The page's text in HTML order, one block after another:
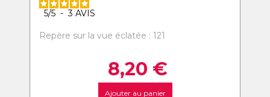
5/5 - 3 AVIS
Repère sur la vue éclatée : 121
8,20 €
Ajouter au panier